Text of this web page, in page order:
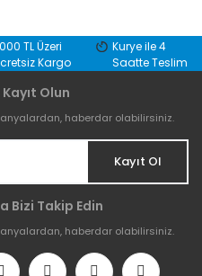
TL Üzeri
Kargo
Kurye ile 4
Saatte Teslim
Olun
haberdar olabilirsiniz.
Kayıt Ol
Bizi Takip Edin
haberdar olabilirsiniz.